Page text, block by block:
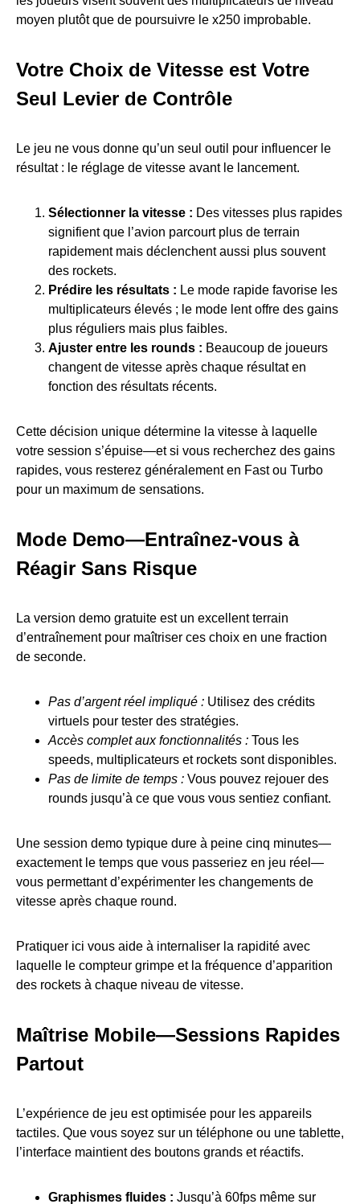
moyen plutôt que de poursuivre le x250 improbable.
Votre Choix de Vitesse est Votre
Seul Levier de Contrôle
Le jeu ne vous donne qu’un seul outil pour influencer le
résultat : le réglage de vitesse avant le lancement.
Sélectionner la vitesse : Des vitesses plus rapides
signifient que l’avion parcourt plus de terrain
rapidement mais déclenchent aussi plus souvent
des rockets.
Prédire les résultats : Le mode rapide favorise les
multiplicateurs élevés ; le mode lent offre des gains
plus réguliers mais plus faibles.
Ajuster entre les rounds : Beaucoup de joueurs
changent de vitesse après chaque résultat en
fonction des résultats récents.
Cette décision unique détermine la vitesse à laquelle
votre session s’épuise—et si vous recherchez des gains
rapides, vous resterez généralement en Fast ou Turbo
pour un maximum de sensations.
Mode Demo—Entraînez-vous à
Réagir Sans Risque
La version demo gratuite est un excellent terrain
d’entraînement pour maîtriser ces choix en une fraction
de seconde.
Pas d’argent réel impliqué : Utilisez des crédits
virtuels pour tester des stratégies.
Accès complet aux fonctionnalités : Tous les
speeds, multiplicateurs et rockets sont disponibles.
Pas de limite de temps : Vous pouvez rejouer des
rounds jusqu’à ce que vous vous sentiez confiant.
Une session demo typique dure à peine cinq minutes—
exactement le temps que vous passeriez en jeu réel—
vous permettant d’expérimenter les changements de
vitesse après chaque round.
Pratiquer ici vous aide à internaliser la rapidité avec
laquelle le compteur grimpe et la fréquence d’apparition
des rockets à chaque niveau de vitesse.
Maîtrise Mobile—Sessions Rapides
Partout
L’expérience de jeu est optimisée pour les appareils
tactiles. Que vous soyez sur un téléphone ou une tablette,
l’interface maintient des boutons grands et réactifs.
Graphismes fluides : Jusqu’à 60fps même sur